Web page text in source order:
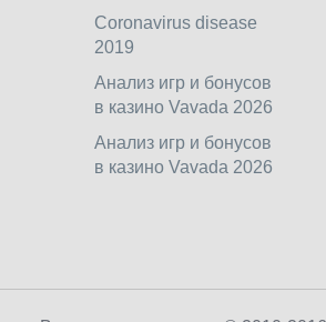
Coronavirus disease
2019
Анализ игр и бонусов
в казино Vavada 2026
Анализ игр и бонусов
в казино Vavada 2026